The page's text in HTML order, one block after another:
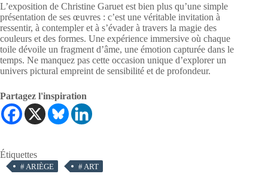
L’exposition de Christine Garuet est bien plus qu’une simple
présentation de ses œuvres : c’est une véritable invitation à
ressentir, à contempler et à s’évader à travers la magie des
couleurs et des formes. Une expérience immersive où chaque
toile dévoile un fragment d’âme, une émotion capturée dans le
temps. Ne manquez pas cette occasion unique d’explorer un
univers pictural empreint de sensibilité et de profondeur.
Partagez l'inspiration
Étiquettes
# ARIÈGE # ART